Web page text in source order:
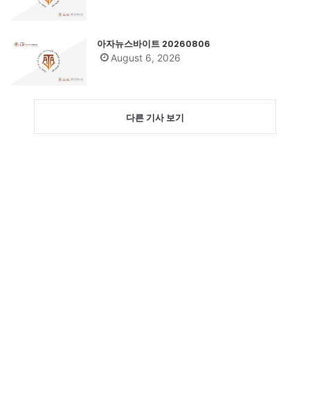
아자뉴스바이트 20260806
August 6, 2026
다른 기사 보기